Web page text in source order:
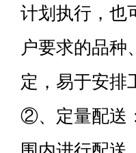
计划执行，也
户要求的品种
定，易于安排
②、定量配送